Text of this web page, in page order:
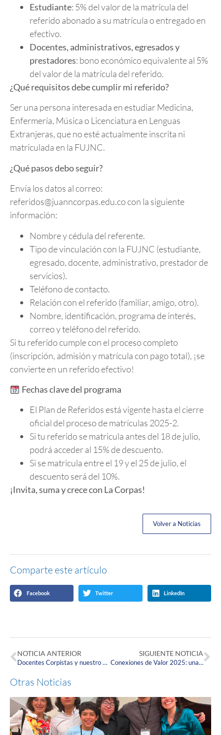
Estudiante: 5% del valor de la matrícula del
referido abonado a su matrícula o entregado en
efectivo.
Docentes, administrativos, egresados y
prestadores: bono económico equivalente al 5%
del valor de la matrícula del referido.
¿Qué requisitos debe cumplir mi referido?
Ser una persona interesada en estudiar Medicina,
Enfermería, Música o Licenciatura en Lenguas
Extranjeras, que no esté actualmente inscrita ni
matriculada en la FUJNC.
¿Qué pasos debo seguir?
Envía los datos al correo:
referidos@juanncorpas.edu.co con la siguiente
información:
Nombre y cédula del referente.
Tipo de vinculación con la FUJNC (estudiante,
egresado, docente, administrativo, prestador de
servicios).
Teléfono de contacto.
Relación con el referido (familiar, amigo, otro).
Nombre, identificación, programa de interés,
correo y teléfono del referido.
Si tu referido cumple con el proceso completo
(inscripción, admisión y matrícula con pago total), ¡se
convierte en un referido efectivo!
Fechas clave del programa
El Plan de Referidos está vigente hasta el cierre
oficial del proceso de matrículas 2025-2.
Si tu referido se matricula antes del 18 de julio,
podrá acceder al 15% de descuento.
Si se matricula entre el 19 y el 25 de julio, el
descuento será del 10%.
¡Invita, suma y crece con La Corpas!
Volver a Noticias
Comparte este artículo
Facebook Twitter LinkedIn
NOTICIA ANTERIOR
Docentes Corpistas y nuestro Ecosistema de Innovación participaron en el Bootcamp “Herramientas para el Alistamiento de Tecnologías”
SIGUIENTE NOTICIA
Conexiones de Valor 2025: una red que transforma, inspira y proyecta
Otras Noticias